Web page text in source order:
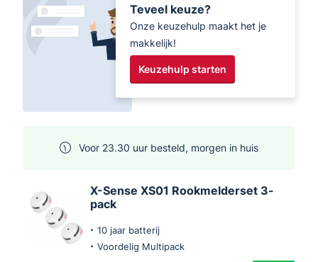
Teveel keuze?
Onze keuzehulp maakt het je
makkelijk!
Keuzehulp starten
Voor 23.30 uur besteld, morgen in huis
X-Sense XS01 Rookmelderset 3-
pack
10 jaar batterij
Voordelig Multipack